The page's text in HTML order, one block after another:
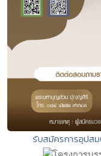
รับสมัครการอุปส